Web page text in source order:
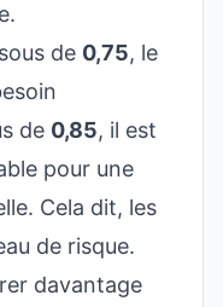
de 0,75, le
de 0,85, il est
pour une
Cela dit, les
de risque.
davantage